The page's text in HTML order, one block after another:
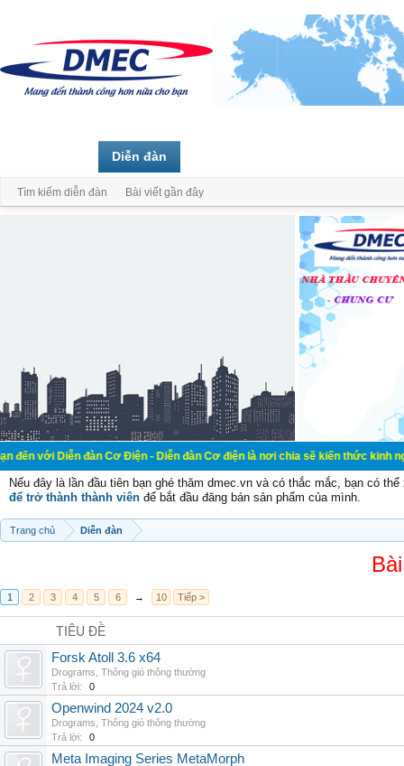
đàn Cơ Điện - Diễn đàn Cơ điện là nơi chia sẽ kiến thức kinh nghiệm
Nếu đây là lần đầu tiên bạn ghé thăm dmec.vn và có thắc mắc, bạn có
để trở thành thành viên để bắt đầu đăng bán sản phẩm của mình.
Trang chủ Diễn đàn
1 2 3 4 5 6 → 10 Tiếp >
TIÊU ĐỀ
Forsk Atoll 3.6 x64
Drograms Thông gió thông thường
Trả lời:
0
Openwind 2024 v2.0
Drograms Thông gió thông thường
Trả lời:
0
Meta Imaging Series MetaMorph
Diễn đàn
Tìm kiếm diễn đàn Bài viết gần đây